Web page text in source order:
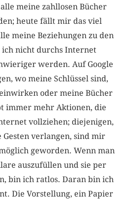
meine zahllosen Bücher
heute fällt mir das viel
meine Beziehungen zu den
ich nicht durchs Internet
werden. Auf Google
wo meine Schlüssel sind,
oder meine Bücher
immer mehr Aktionen, die
vollziehen; diejenigen,
Gesten verlangen, sind mir
geworden. Wenn man
auszufüllen und sie per
bin ich ratlos. Daran bin ich
Die Vorstellung, ein Papier